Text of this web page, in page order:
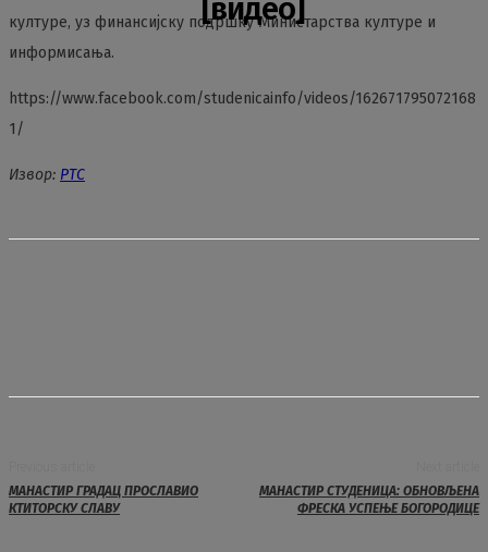
[видео]
културе, уз финансијску подршку Министарства културе и
информисања.
https://www.facebook.com/studenicainfo/videos/162671795072168
1/
Извор: РТС
МАНАСТИР ГРАДАЦ ПРОСЛАВИО
КТИТОРСКУ СЛАВУ
МАНАСТИР СТУДЕНИЦА: ОБНОВЉЕНА
ФРЕСКА УСПЕЊЕ БОГОРОДИЦЕ